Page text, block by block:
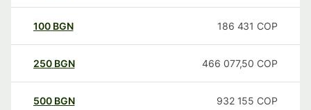
100 BGN 186 431 COP
250 BGN 466 077,50 COP
500 BGN 932 155 COP